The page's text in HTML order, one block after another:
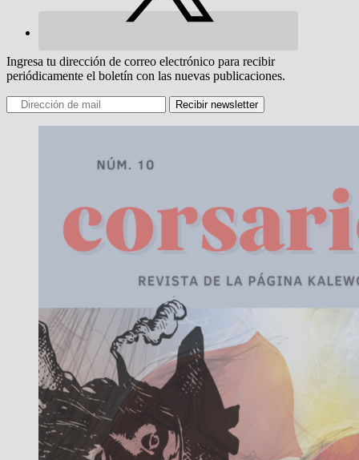
Ingresa tu dirección de correo electrónico para recibir
periódicamente el boletín con las nuevas publicaciones.
Recibir newsletter